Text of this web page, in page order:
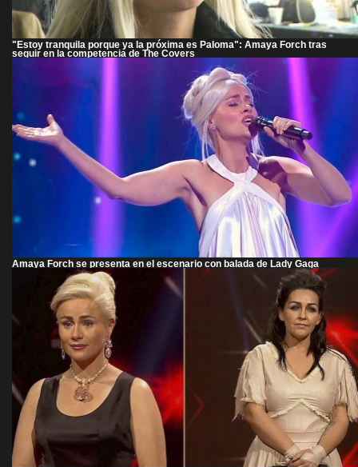
"Estoy tranquila porque ya la próxima es Paloma": Amaya Forch tras
seguir en la competencia de The Covers
Amaya Forch se presenta en el escenario con balada de Lady Gaga